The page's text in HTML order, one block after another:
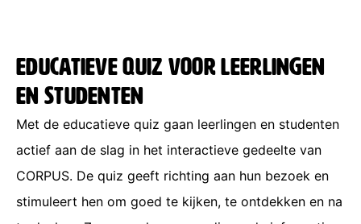
Educatieve quiz voor leerlingen
en studenten
Met de educatieve quiz gaan leerlingen en studenten
actief aan de slag in het interactieve gedeelte van
CORPUS. De quiz geeft richting aan hun bezoek en
stimuleert hen om goed te kijken, te ontdekken en na